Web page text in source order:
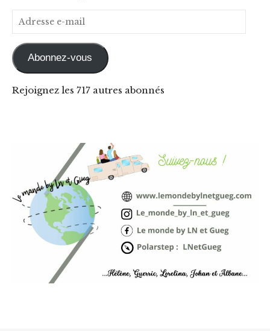
Adresse e-mail
Abonnez-vous
Rejoignez les 717 autres abonnés